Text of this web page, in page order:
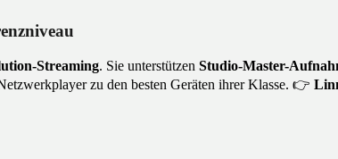
Streaming. Sie unterstützen Studio-Master-
zu den besten Geräten ihrer Klasse. 👉